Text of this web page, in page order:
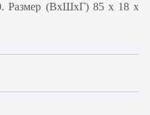
Размер (ВхШхГ) 85 х 18 х